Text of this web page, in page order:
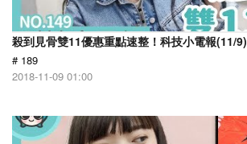
殺到見骨雙11優惠重點速整！科技小電報(11/9)
# 189
2018-11-09 01:00